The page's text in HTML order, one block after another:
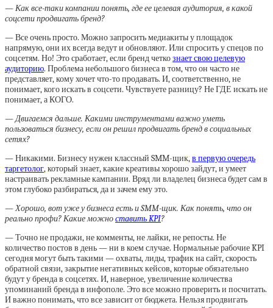
— Как все-таки компании понять, где ее целевая аудитория, в какой
соцсети продвигать бренд?
— Все очень просто. Можно запросить медиакиты у площадок
напрямую, они их всегда ведут и обновляют. Или спросить у спецов по
соцсетям. Но! Это сработает, если бренд четкознает свою целевую
аудиторию. Проблема небольшого бизнеса в том, что он часто не
представляет, кому хочет что-то продавать. И, соответственно, не
понимает, кого искать в соцсети. Чувствуете разницу? Не ГДЕ искать не
понимает, а КОГО.
— Двигаемся дальше. Какими инструментами важно уметь
пользоваться бизнесу, если он решил продвигать бренд в социальных
сетях?
— Никакими. Бизнесу нужен классный SMM-щик,в первую очередь
таргетолог, который знает, какие креативы хорошо зайдут, и умеет
настраивать рекламные кампании. Вряд ли владелец бизнеса будет сам в
этом глубоко разбираться, да и зачем ему это.
— Хорошо, вот уже у бизнеса есть и SMM-щик. Как понять, что он
реально профи? Какие можноставить KPI?
— Точно не продажи, не комменты, не лайки, не репосты. Не
количество постов в день — ни в коем случае. Нормальные рабочие KPI
сегодня могут быть такими — охваты, лиды, трафик на сайт, скорость
обратной связи, закрытие негативных кейсов, которые обязательно
будут у бренда в соцсетях. И, наверное, увеличение количества
упоминаний бренда в инфополе. Это все можно проверить и посчитать.
И важно понимать, что все зависит от бюджета. Нельзя продвигать